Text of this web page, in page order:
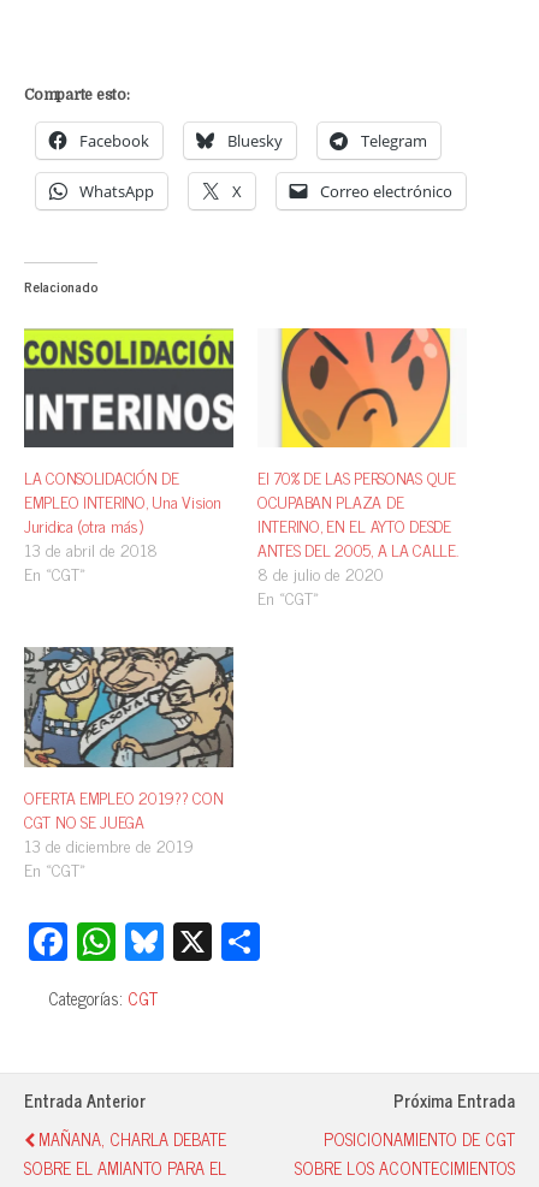
Comparte esto:
Facebook Bluesky Telegram
WhatsApp X Correo electrónico
Relacionado
LA CONSOLIDACIÓN DE
EMPLEO INTERINO, Una Vision
Juridica (otra más)
13 de abril de 2018
En «CGT»
El 70% DE LAS PERSONAS QUE
OCUPABAN PLAZA DE
INTERINO, EN EL AYTO DESDE
ANTES DEL 2005, A LA CALLE.
8 de julio de 2020
En «CGT»
OFERTA EMPLEO 2019?? CON
CGT NO SE JUEGA
13 de diciembre de 2019
En «CGT»
Fa
ce
bo
ok
W
ha
ts
A
pp
Bl
ue
y
X
pa
Categorías: CGT
Entrada Anterior
MAÑANA, CHARLA DEBATE
SOBRE EL AMIANTO PARA EL
Próxima Entrada
POSICIONAMIENTO DE CGT
SOBRE LOS ACONTECIMIENTOS